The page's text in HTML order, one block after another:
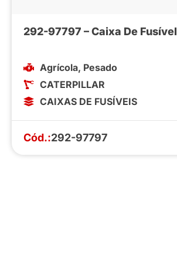
292-97797 – Caixa De Fusível
Agrícola, Pesado
CATERPILLAR
CAIXAS DE FUSÍVEIS
Cód.:292-97797